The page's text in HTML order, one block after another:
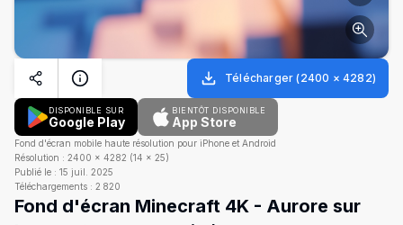
Télécharger (2400 × 4282)
DISPONIBLE SUR
Google Play
BIENTÔT DISPONIBLE
App Store
Fond d'écran mobile haute résolution pour iPhone et Android
Résolution : 2400 × 4282 (14 × 25)
Publié le : 15 juil. 2025
Téléchargements : 2 820
Fond d'écran Minecraft 4K - Aurore sur